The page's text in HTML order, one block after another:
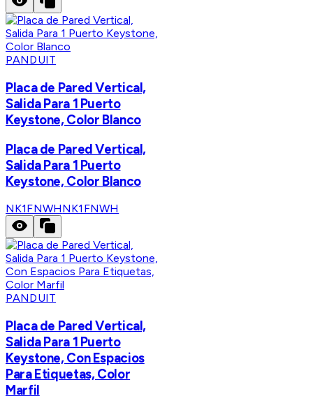
PANDUIT
Placa de Pared Vertical,
Salida Para 1 Puerto
Keystone, Color Blanco
Placa de Pared Vertical,
Salida Para 1 Puerto
Keystone, Color Blanco
NK1FNWHNK1FNWH
PANDUIT
Placa de Pared Vertical,
Salida Para 1 Puerto
Keystone, Con Espacios
Para Etiquetas, Color
Marfil